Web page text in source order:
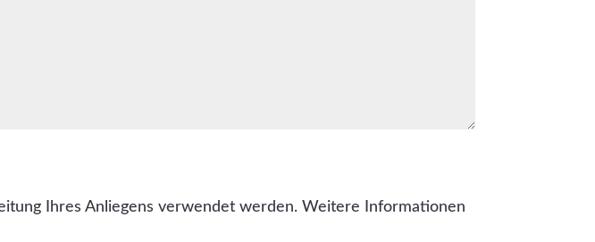
Ihres Anliegens verwendet werden. Weitere Informationen